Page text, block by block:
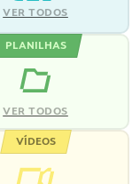
VER TODOS
PLANILHAS
VER TODOS
VÍDEOS